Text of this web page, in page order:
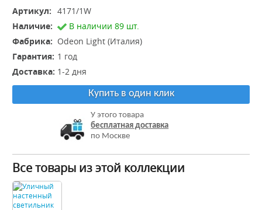
Артикул: 4171/1W
Наличие:
В наличии 89 шт.
Фабрика: Odeon Light (Италия)
Гарантия: 1 год
Доставка: 1-2 дня
Купить в один клик
У этого товара
бесплатная доставка
по Москве
Все товары из этой коллекции